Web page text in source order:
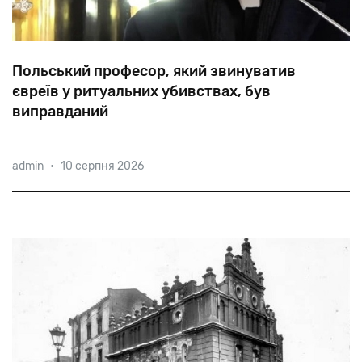
Польський професор, який звинуватив
євреїв у ритуальних убивствах, був
виправданий
університету (KUL) під час публічної лекції в Варшаві
два роки тому «підтвердив» вбивство євреями
admin • 10 серпня 2026